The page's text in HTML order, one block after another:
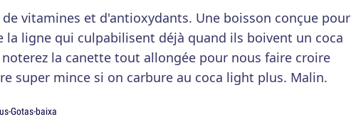
de vitamines et d'antioxydants. Une boisson conçue pour
la ligne qui culpabilisent déjà quand ils boivent un coca
la canette tout allongée pour nous faire croire
super mince si on carbure au coca light plus. Malin.